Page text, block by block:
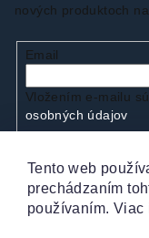
Tento web
prechádzaním
používaním.
nových produktoch
Email
Vložením e-mailu
osobných údajov
Prihlásiť sa